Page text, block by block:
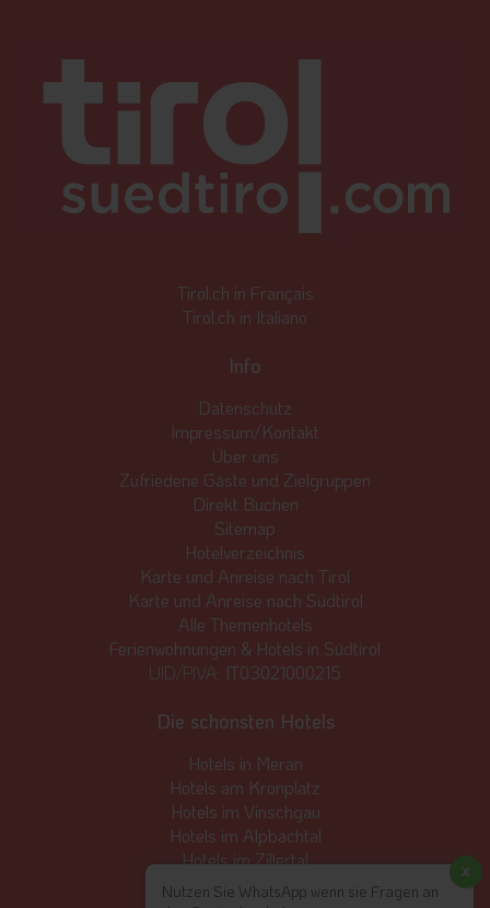
Tirol.ch in Français
Tirol.ch in Italiano
Info
Datenschutz
Impressum/Kontakt
Über uns
Zufriedene Gäste und Zielgruppen
Direkt Buchen
Sitemap
Hotelverzeichnis
Karte und Anreise nach Tirol
Karte und Anreise nach Südtirol
Alle Themenhotels
Ferienwohnungen & Hotels in Südtirol
UID/PIVA: IT03021000215
Die schönsten Hotels
Hotels in Meran
Hotels am Kronplatz
Hotels im Vinschgau
Hotels im Alpbachtal
Hotels im Zillertal
Hotels in Seefeld
Nutzen Sie WhatsApp wenn sie Fragen an
x